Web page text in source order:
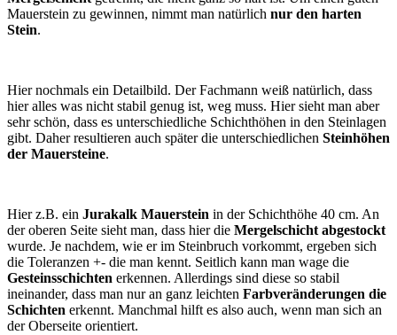
Mauerstein zu gewinnen, nimmt man natürlich nur den harten
Stein.
Hier nochmals ein Detailbild. Der Fachmann weiß natürlich, dass
hier alles was nicht stabil genug ist, weg muss. Hier sieht man aber
sehr schön, dass es unterschiedliche Schichthöhen in den Steinlagen
gibt. Daher resultieren auch später die unterschiedlichen Steinhöhen
der Mauersteine.
Hier z.B. ein Jurakalk Mauerstein in der Schichthöhe 40 cm. An
der oberen Seite sieht man, dass hier die Mergelschicht abgestockt
wurde. Je nachdem, wie er im Steinbruch vorkommt, ergeben sich
die Toleranzen +- die man kennt. Seitlich kann man wage die
Gesteinsschichten erkennen. Allerdings sind diese so stabil
ineinander, dass man nur an ganz leichten Farbveränderungen die
Schichten erkennt. Manchmal hilft es also auch, wenn man sich an
der Oberseite orientiert.